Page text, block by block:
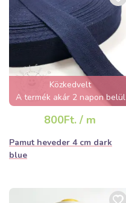
Közkedvelt
A termék akár 2 napon belül
800Ft. / m
Pamut heveder 4 cm dark
blue